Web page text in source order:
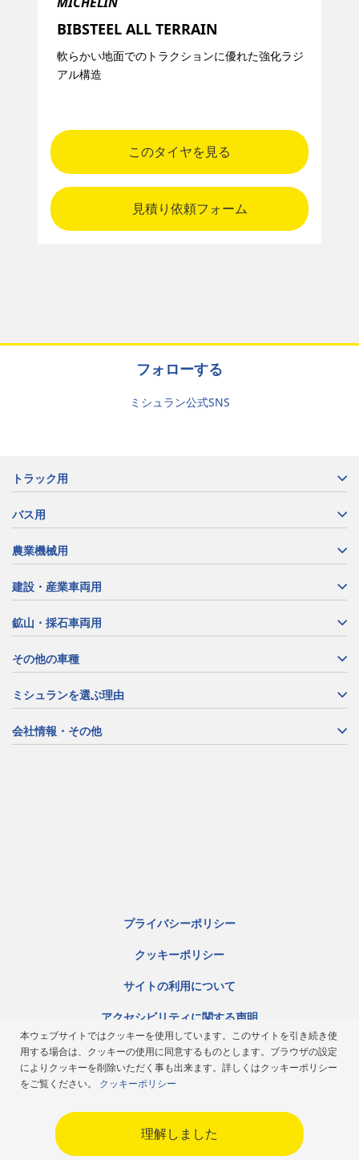
BIBSTEEL ALL TERRAIN​
軟らかい地面でのトラクションに優れた強化ラジ
アル構造
このタイヤを見る
見積り依頼フォーム
フォローする
ミシュラン公式SNS
トラック用
バス用
農業機械用
建設・産業車両用
鉱山・採石車両用
その他の車種
ミシュランを選ぶ理由
会社情報・その他
プライバシーポリシー
クッキーポリシー
サイトの利用について
アクセシビリティに関する声明
サイトマップ
ミシュラン倫理規定
本ウェブサイトではクッキーを使用しています。このサイトを引き続き使
用する場合は、クッキーの使用に同意するものとします。ブラウザの設定
によりクッキーを削除いただく事も出来ます。詳しくはクッキーポリシー
をご覧ください。 クッキーポリシー
理解しました